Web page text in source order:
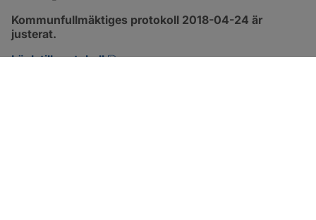
Kommunfullmäktiges protokoll 2018-04-24 är
justerat.
Länk till protokoll
pdf, 2.9 MB, öppnas i nytt fönster.